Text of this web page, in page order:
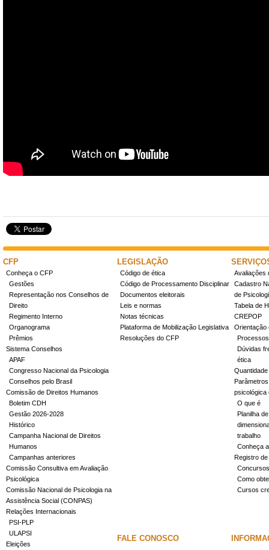
CFP
Conheça o CFP
Gestões
Representação nos Conselhos de
Direito
Regimento Interno
Organograma
Prêmios
Sistema Conselhos
APAF
Congresso Nacional da Psicologia
Conselhos pelo Brasil
Comissão de Direitos Humanos
Boletim CDH
Gestão 2026-2028
Histórico
Campanha Nacional de Direitos
Humanos
Campanhas anteriores
Comissão Consultiva em Avaliação
Psicológica
Comissão Nacional de Psicologia na
Assistência Social (CONPAS)
Relações Internacionais
PSI-PLP
ULAPSI
Eleições
LEGISLAÇÃO
Código de ética
Código de Processamento Disciplinar
Documentos eleitorais
Leis e normas
Notas técnicas
Plataforma de Mobilização Legislativa
Resoluções do CFP
Avaliações
Cadastro
de
Tabela de
CREPOP
Orientação
Dúvidas
ética
psicológica
O que é
Planilha
trabalho
Conheça
Registro
Concursos
Como
Cursos
FALE CONOSCO